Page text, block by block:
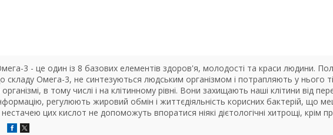
3 - це один із 8 базових елементів здоров'я, молодості та краси людини.
складу Омега-3, не синтезуються людським організмом і потрапляють у нього
організмі, в тому числі і на клітинному рівні. Вони захищають наші клітини від
регулюють жировий обмін і життєдіяльність корисних бактерій, що
нестачею цих кислот не допоможуть впоратися ніякі дієтологічні хитрощі, крім